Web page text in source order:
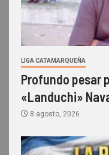
LIGA CATAMARQUEÑA
Profundo pesar
«Landuchi»
8 agosto, 2026